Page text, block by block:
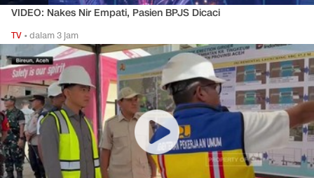
VIDEO: Nakes Nir Empati, Pasien BPJS Dicaci
TV •dalam 3 jam